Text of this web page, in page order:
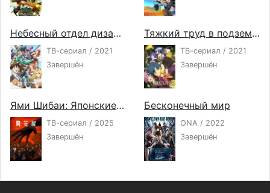
Небесный отдел дизайна
ТВ-сериал / 2021
Завершён
Тяжкий труд в подземелье
ТВ-сериал / 2021
Завершён
Ями Шибаи: Японские рассказы о привидениях 14
ТВ-сериал / 2025
Завершён
Бесконечный мир
ONA / 2022
Завершён